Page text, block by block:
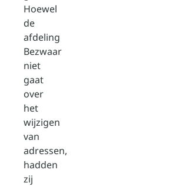
Hoewel
de
afdeling
Bezwaar
niet
gaat
over
het
wijzigen
van
adressen,
hadden
zij